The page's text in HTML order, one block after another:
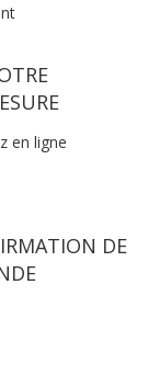
en ligne
DE